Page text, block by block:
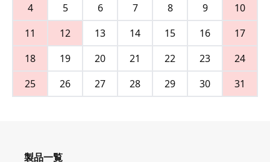
4
5 6 7 8 9
10
11
12 13 14 15 16
17
18
19 20 21 22 23
24
25
26 27 28 29 30 31
製品一覧